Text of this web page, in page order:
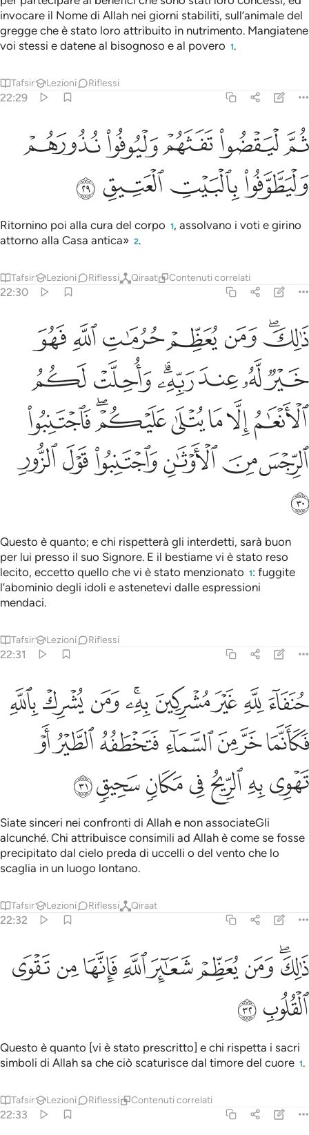
invocare il Nome di Allah nei giorni stabiliti, sull’animale del
gregge che è stato loro attribuito in nutrimento. Mangiatene
voi stessi e datene al bisognoso e al povero 1.
Tafsir Lezioni Riflessi
22:29
ثم ليقضوا تفثهم وليوفوا نذورهم وليطوفوا بالبيت العتيق ٢٩
ثُمَّ لْيَقْضُوا۟ تَفَثَهُمْ وَلْيُوفُوا۟ نُذُورَهُمْ وَلْيَطَّوَّفُوا۟ بِٱلْبَيْتِ
ﲜﲝﲞﲟﲠ
ﲡﲢﲣ ﲤ
Ritornino poi alla cura del corpo 1, assolvano i voti e girino
attorno alla Casa antica» 2.
Tafsir Lezioni Riflessi Qiraat Contenuti correlati
22:30
ذالك ومن يعظم حرمات الله فهو خير له عند ربه واحلت لكم الانعام الا
ذَٰلِكَ وَمَن يُعَظِّمْ حُرُمَـٰتِ ٱللَّهِ فَهُوَ خَيْرٌۭ لَّهُۥ عِندَ رَبِّهِۦ
ﲥﲦﲧﲨﲩﲪﲫ
ﲬﲭﲮﲯﲰﲱﲲ
ﲳﲴﲵﲶﲷﲸﲹ
ﲺﲻﲼﲽﲾﲿ
ﳀ
Questo è quanto; e chi rispetterà gli interdetti, sarà buon
per lui presso il suo Signore. E il bestiame vi è stato reso
lecito, eccetto quello che vi è stato menzionato 1: fuggite
l’abominio degli idoli e astenetevi dalle espressioni
mendaci.
Tafsir Lezioni Riflessi
22:31
حنفاء لله غير مشركين به ومن يشرك بالله فكانما خر من السماء
حُنَفَآءَ لِلَّهِ غَيْرَ مُشْرِكِينَ بِهِۦ ۚ وَمَن يُشْرِكْ بِٱللَّهِ فَكَأَنَّمَا خَرَّ مِنَ
ﱁﱂﱃﱄﱅﱆﱇﱈﱉ
ﱊﱋﱌﱍﱎﱏﱐ
ﱑﱒﱓﱔﱕﱖﱗ
Siate sinceri nei confronti di Allah e non associateGli
alcunché. Chi attribuisce consimili ad Allah è come se fosse
precipitato dal cielo preda di uccelli o del vento che lo
scaglia in un luogo lontano.
Tafsir Lezioni Riflessi Qiraat
22:32
ذالك ومن يعظم شعاير الله فانها من تقوى القلوب ٣٢
ذَٰلِكَ وَمَن يُعَظِّمْ شَعَـٰٓئِرَ ٱللَّهِ فَإِنَّهَا مِن تَقْوَى ٱلْقُلُوبِ ٣٢
ﱘﱙﱚﱛﱜﱝﱞﱟﱠ
ﱡﱢ
Questo è quanto [vi è stato prescritto] e chi rispetta i sacri
simboli di Allah sa che ciò scaturisce dal timore del cuore 1.
Tafsir Lezioni Riflessi Contenuti correlati
22:33